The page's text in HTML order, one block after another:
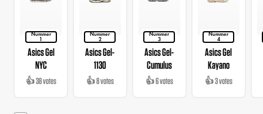
Nummer
1
Asics Gel
NYC
👍 38 votes
Nummer
2
Asics Gel-
1130
👍 8 votes
Nummer
3
Asics Gel-
Cumulus
👍 6 votes
Nummer
4
Asics Gel
Kayano
👍 3 votes